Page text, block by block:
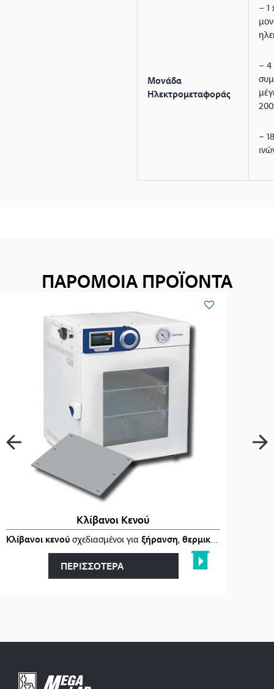
Μονάδα
Ηλεκτρομεταφοράς
– 1
– 4
–
ΠΑΡΟΜΟΙΑ ΠΡΟΪΟΝΤΑ
στα…
Κλίβανοι Κενού
Κλίβανοι κενού σχεδιασμένοι για ξήρανση, θερμική επεξεργασία
ΠΕΡΙΣΣΟΤΕΡΑ